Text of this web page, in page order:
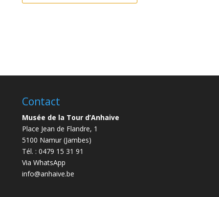
Contact
Musée de la Tour d’Anhaive
Place Jean de Flandre, 1
5100 Namur (Jambes)
Tél. : 0479 15 31 91
Via WhatsApp
info@anhaive.be